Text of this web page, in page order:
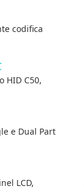
codifica
HID C50,
e Dual Part
LCD,